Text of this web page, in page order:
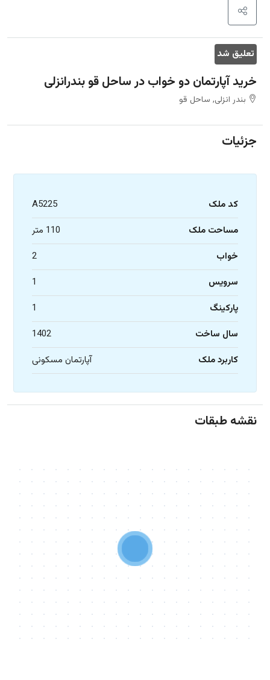
تعلیق شد
خرید آپارتمان دو خواب در ساحل قو بندرانزلی
بندر انزلی, ساحل قو
جزئیات
کد ملک
A5225
مساحت ملک
110 متر
خواب
2
سرویس
1
پارکینگ
1
سال ساخت
1402
کاربرد ملک
آپارتمان مسکونی
نقشه طبقات